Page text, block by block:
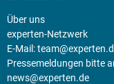
Über uns
experten-Netzwerk
E-Mail:
Pressemeldungen bitte
news@experten.de